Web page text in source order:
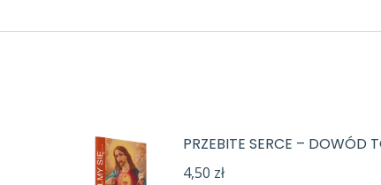
PRZEBITE SERCE – DOWÓD
4,50 zł